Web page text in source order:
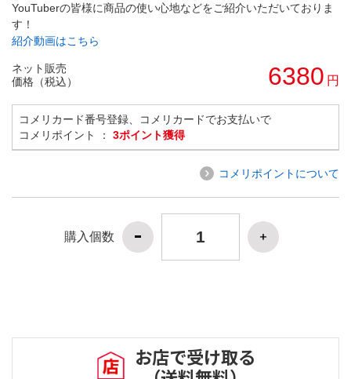
YouTuberの皆様に商品の使い心地などをご紹介いただいておりま
す！
紹介動画はこちら
ネット販売
価格（税込）
6380 円
コメリカード番号登録、コメリカードでお支払いで
コメリポイント ： 3ポイント獲得
コメリポイントについて
購入個数
お店で受け取る